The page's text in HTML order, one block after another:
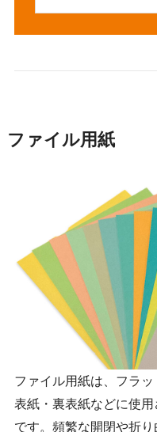
ファイル用紙
ファイル用紙は、フラ
表紙・裏表紙などに使
です。頻繁な開閉や折